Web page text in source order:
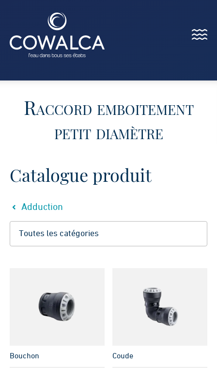
Menu
Raccord emboitement
petit diamètre
Catalogue produit
Adduction
Bouchon Coude